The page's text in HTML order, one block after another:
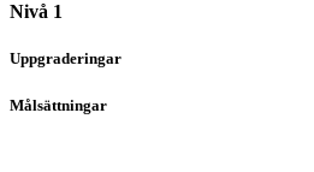
Nivå 1
Uppgraderingar
Målsättningar